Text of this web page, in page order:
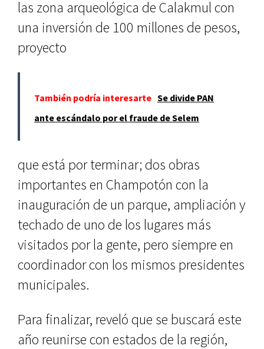
las zona arqueológica de Calakmul con
una inversión de 100 millones de pesos,
proyecto
También podría interesarte Se divide PAN
ante escándalo por el fraude de Selem
que está por terminar; dos obras
importantes en Champotón con la
inauguración de un parque, ampliación y
techado de uno de los lugares más
visitados por la gente, pero siempre en
coordinador con los mismos presidentes
municipales.
Para finalizar, reveló que se buscará este
año reunirse con estados de la región,